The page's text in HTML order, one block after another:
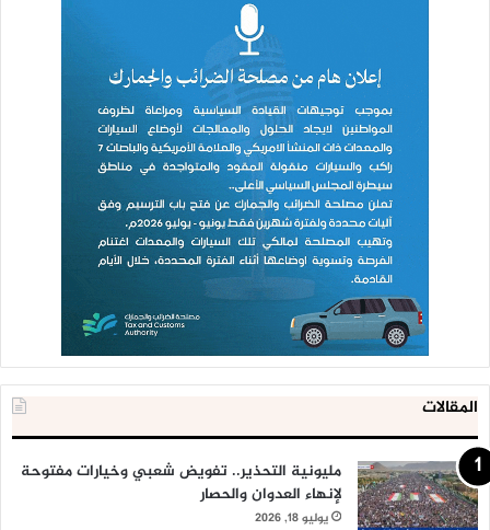
المقالات
مليونية التحذير.. تفويض شعبي وخيارات مفتوحة
لإنهاء العدوان والحصار
يوليو 18, 2026